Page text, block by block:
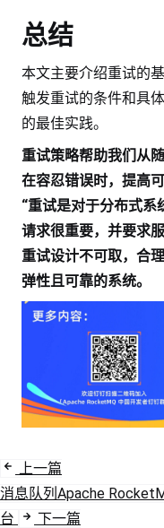
总结
本文主要介绍重试的
触发重试的条件和具
的最佳实践。
重试策略帮助我们从
在容忍错误时，提高
“重试是对于分布式系
请求很重要，并要求
重试设计不可取，合
弹性且可靠的系统。
上一篇
消息队列Apache
台
下一篇